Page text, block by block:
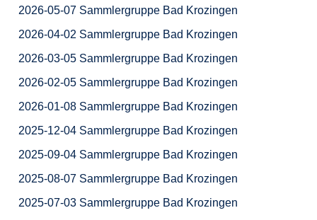
2026-05-07 Sammlergruppe Bad Krozingen
2026-04-02 Sammlergruppe Bad Krozingen
2026-03-05 Sammlergruppe Bad Krozingen
2026-02-05 Sammlergruppe Bad Krozingen
2026-01-08 Sammlergruppe Bad Krozingen
2025-12-04 Sammlergruppe Bad Krozingen
2025-09-04 Sammlergruppe Bad Krozingen
2025-08-07 Sammlergruppe Bad Krozingen
2025-07-03 Sammlergruppe Bad Krozingen